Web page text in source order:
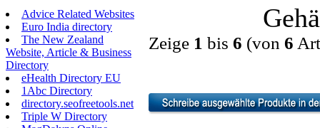
Advice Related Websites
Euro India directory
The New Zealand
Website, Article & Business
Directory
eHealth Directory EU
1Abc Directory
directory.seofreetools.net
Triple W Directory
Zeige 1 bis 6 (von 6